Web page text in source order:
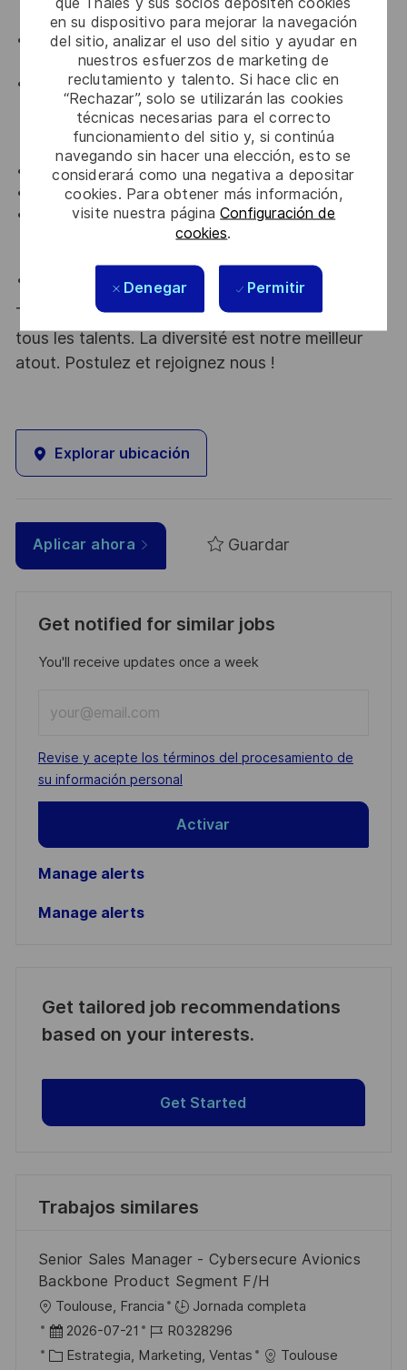
en su dispositivo para mejorar la navegación
del sitio, analizar el uso del sitio y ayudar en
nuestros esfuerzos de marketing de
reclutamiento y talento. Si hace clic en
“Rechazar”, solo se utilizarán las cookies
técnicas necesarias para el correcto
funcionamiento del sitio y, si continúa
navegando sin hacer una elección, esto se
considerará como una negativa a depositar
cookies. Para obtener más información,
visite nuestra páginaConfiguración de
cookies.
Denegar Permitir
commerciale ;
Vous souhaitez développer un secteur en France et
à l’international ;
Vous possédez des qualités rédactionnelles et de
synthèse ainsi qu’une excellente communication
orale comme écrite. De plus, vous êtes analytique,
agile et avez un bon esprit d’équipe ;
Vous avez une forte capacité de leadership ;
Vous êtes force de proposition et organisé(e) ;
Vous appréciez le travail en équipe et êtes
reconnu(e) pour votre dynamisme, votre fiabilité,
Vous maîtrisez le domaine Spatial.
Thales, entreprise Handi-Engagée, reconnait
tous les talents. La diversité est notre meilleur
atout. Postulez et rejoignez nous !
Explorar ubicación
Aplicar ahora Guardar
Get notified for similar jobs
You'll receive updates once a week
Email
address
(Required)
Required
Revise y acepte los términos del procesamiento de
su información personal
Activar
Manage alerts
Manage alerts
Get tailored job recommendations
based on your interests.
Get Started
Trabajos similares
Senior Sales Manager - Cybersecure Avionics
Backbone Product Segment F/H
U
b
Toulouse, Francia
Jornada completa
F
e
2026-07-21
I
D
R0328296
C Estrategia, Marketing, Ventas
Toulouse